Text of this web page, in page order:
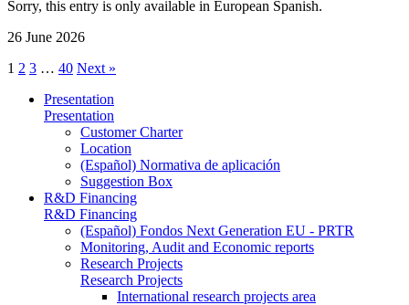
Sorry, this entry is only available in European Spanish.
26 June 2026
1 2 3 … 40 Next »
Presentation
Presentation
Customer Charter
Location
(Español) Normativa de aplicación
Suggestion Box
R&D Financing
R&D Financing
(Español) Fondos Next Generation EU - PRTR
Monitoring, Audit and Economic reports
Research Projects
Research Projects
International research projects area